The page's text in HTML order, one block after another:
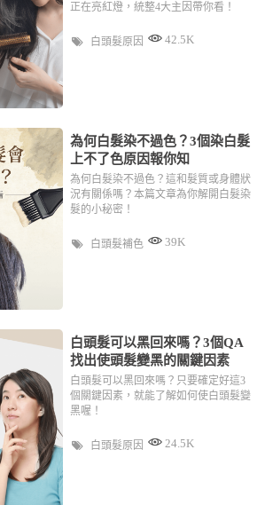
正在亮紅燈，統整4大主因帶你看！
白頭髮原因 42.5K
為何白髮染不過色？3個染白髮
上不了色原因報你知
為何白髮染不過色？這和髮質或身體狀
況有關係嗎？本篇文章為你解開白髮染
髮的小秘密！
白頭髮補色 39K
白頭髮可以黑回來嗎？3個QA
找出使頭髮變黑的關鍵因素
白頭髮可以黑回來嗎？只要確定好這3
個關鍵因素，就能了解如何使白頭髮變
黑喔！
白頭髮原因 24.5K